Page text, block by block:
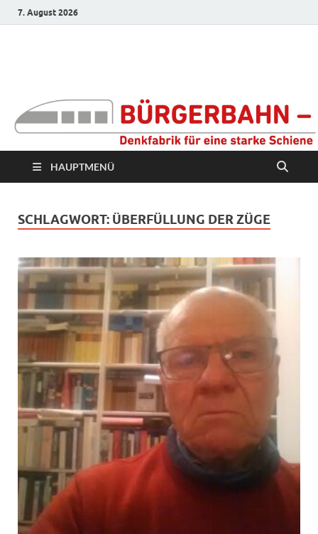
7. August 2026
Denkfabrik für eine
starke Schiene
HAUPTMENÜ
SCHLAGWORT: ÜBERFÜLLUNG DER ZÜGE